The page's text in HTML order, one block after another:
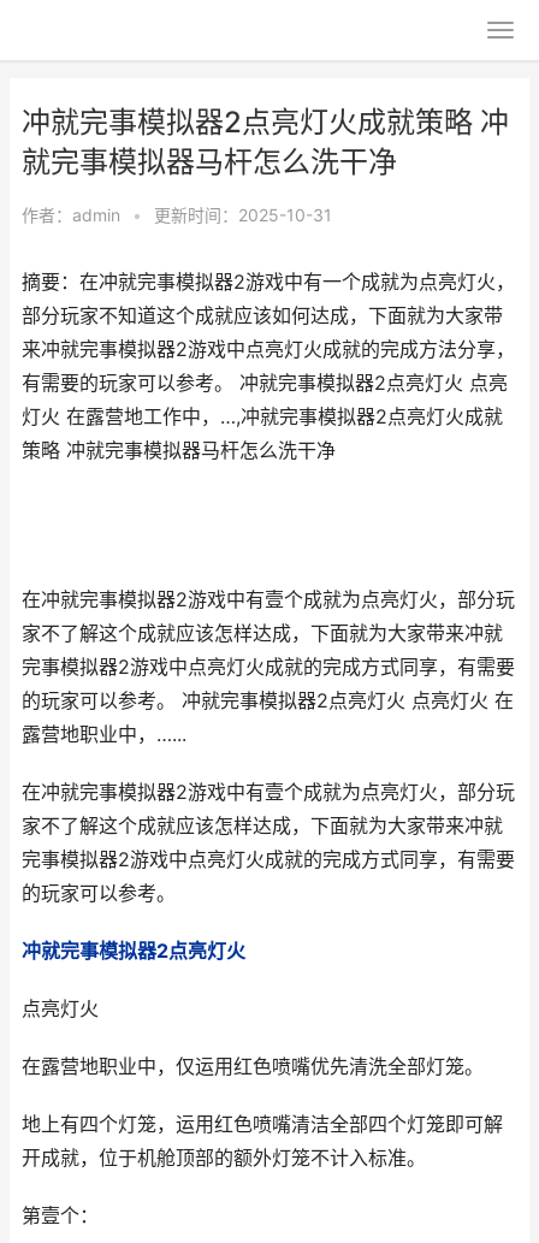
冲就完事模拟器2点亮灯火成就策略 冲
就完事模拟器马杆怎么洗干净
作者： admin • 更新时间：2025-10-31
摘要：在冲就完事模拟器2游戏中有一个成就为点亮灯火，
部分玩家不知道这个成就应该如何达成，下面就为大家带
来冲就完事模拟器2游戏中点亮灯火成就的完成方法分享，
有需要的玩家可以参考。 冲就完事模拟器2点亮灯火 点亮
灯火 在露营地工作中，…,冲就完事模拟器2点亮灯火成就
策略 冲就完事模拟器马杆怎么洗干净
在冲就完事模拟器2游戏中有壹个成就为点亮灯火，部分玩
家不了解这个成就应该怎样达成，下面就为大家带来冲就
完事模拟器2游戏中点亮灯火成就的完成方式同享，有需要
的玩家可以参考。 冲就完事模拟器2点亮灯火 点亮灯火 在
露营地职业中，…...
在冲就完事模拟器2游戏中有壹个成就为点亮灯火，部分玩
家不了解这个成就应该怎样达成，下面就为大家带来冲就
完事模拟器2游戏中点亮灯火成就的完成方式同享，有需要
的玩家可以参考。
冲就完事模拟器2点亮灯火
点亮灯火
在露营地职业中，仅运用红色喷嘴优先清洗全部灯笼。
地上有四个灯笼，运用红色喷嘴清洁全部四个灯笼即可解
开成就，位于机舱顶部的额外灯笼不计入标准。
第壹个：